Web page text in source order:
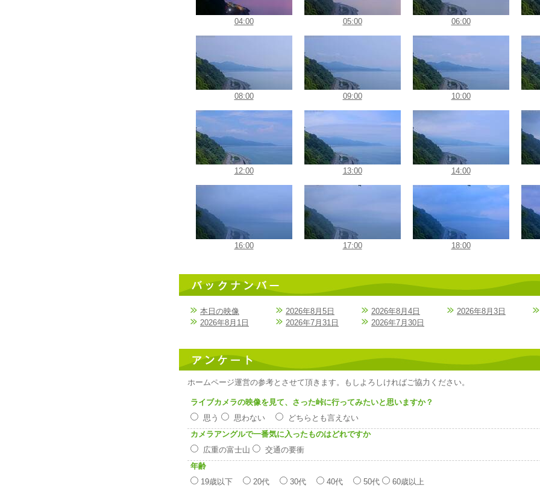
04:00 05:00 06:00
08:00 09:00 10:00
12:00 13:00 14:00
16:00 17:00 18:00
本日の映像 2026年8月5日 2026年8月4日 2026年8月3日
2026年8月1日
2026年7月31日 2026年7月30日
ホームページ運営の参考とさせて頂きます。もしよろしければご協力ください。
ライブカメラの映像を見て、さった峠に行ってみたいと思いますか？
思う
思わない
どちらとも言えない
カメラアングルで一番気に入ったものはどれですか
広重の富士山
交通の要衝
年齢
19歳以下
20代 30代 40代 50代 60歳以上